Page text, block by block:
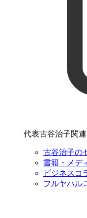
代表古谷治子関連
古谷治子の
書籍・メデ
ビジネスコ
フルヤハル